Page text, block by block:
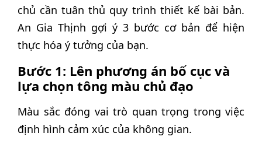
chủ cần tuân thủ quy trình thiết kế bài bản.
An Gia Thịnh gợi ý 3 bước cơ bản để hiện
thực hóa ý tưởng của bạn.
Bước 1: Lên phương án bố cục và
lựa chọn tông màu chủ đạo
Màu sắc đóng vai trò quan trọng trong việc
định hình cảm xúc của không gian.